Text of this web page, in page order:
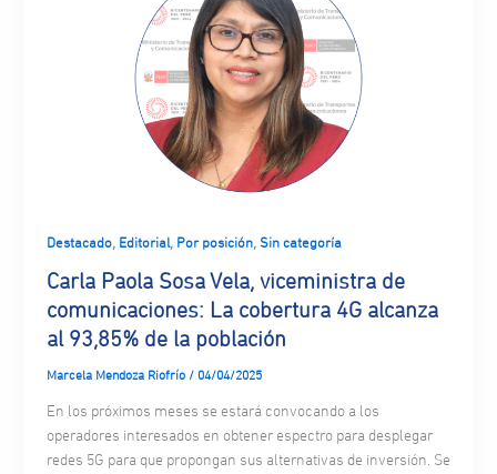
Destacado, Editorial, Por posición, Sin categoría
Carla Paola Sosa Vela, viceministra de
comunicaciones: La cobertura 4G alcanza
al 93,85% de la población
Marcela Mendoza Riofrío / 04/04/2025
En los próximos meses se estará convocando a los
operadores interesados en obtener espectro para desplegar
redes 5G para que propongan sus alternativas de inversión. Se